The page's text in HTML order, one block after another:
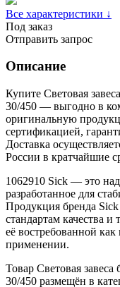
Все характеристики ↓
Под заказ
Отправить запрос
Описание
Купите Световая
30/450 — выгодно в
оригинальную
сертификацией,
Доставка
России в кратчайшие
1062910 Sick — это
разработанное для
Продукция бренда
стандартам качества и
её востребованной
применении.
Товар Световая завеса
30/450 размещён в